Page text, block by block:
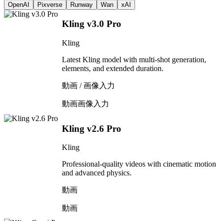
OpenAI
Pixverse Runway Wan xAI
Kling v3.0 Pro
Kling
Latest Kling model with multi-shot generation,
elements, and extended duration.
動画 / 画像入力
動画画像入力
Kling v2.6 Pro
Kling
Professional-quality videos with cinematic motion
and advanced physics.
動画
動画